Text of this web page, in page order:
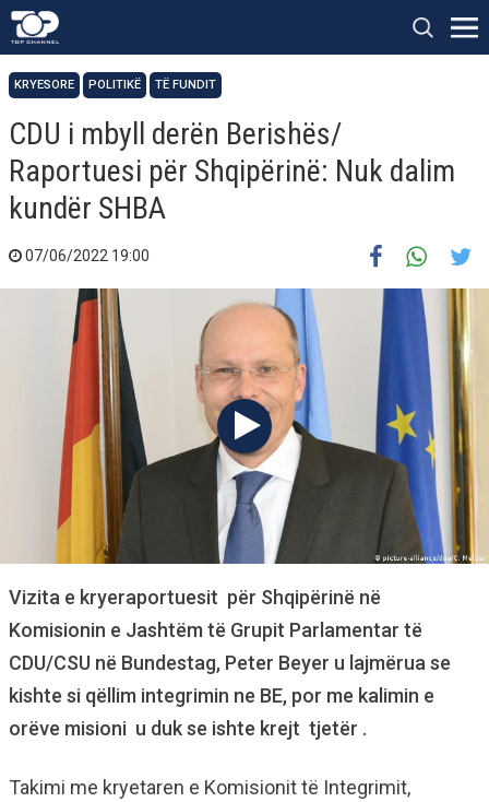
KRYESORE POLITIKË TË FUNDIT
CDU i mbyll derën Berishës/
Raportuesi për Shqipërinë: Nuk dalim
kundër SHBA
07/06/2022 19:00
Vizita e kryeraportuesit për Shqipërinë në
Komisionin e Jashtëm të Grupit Parlamentar të
CDU/CSU në Bundestag, Peter Beyer u lajmërua se
kishte si qëllim integrimin ne BE, por me kalimin e
orëve misioni u duk se ishte krejt tjetër .
Takimi me kryetaren e Komisionit të Integrimit,